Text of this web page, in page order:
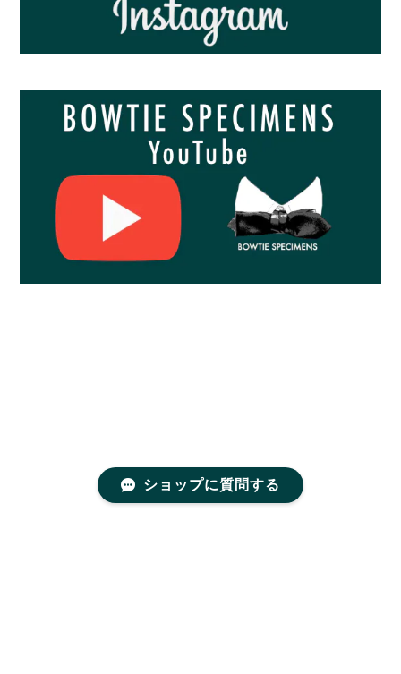
ショップに質問する